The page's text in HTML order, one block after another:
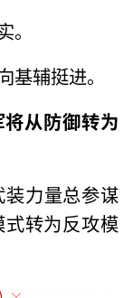
辅挺进。
从防御转为
力量总参谋
转为反攻模